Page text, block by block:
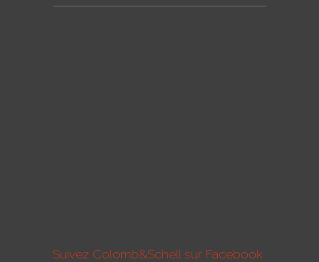
Suivez Colomb&Schell sur Facebook